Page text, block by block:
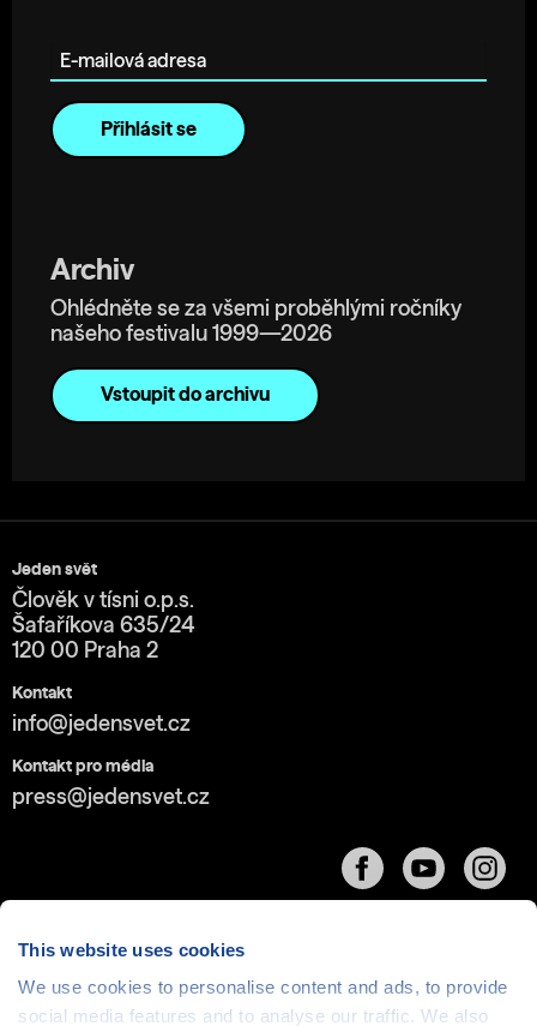
This website uses cookies
We use cookies to personalise content and ads, to provide
social media features and to analyse our traffic. We also
Archiv
Ohlédněte se za všemi proběhlými ročníky
našeho festivalu 1999—2026
Vstoupit do archivu
Jeden svět
Člověk v tísni o.p.s.
Šafaříkova 635/24
120 00 Praha 2
Kontakt
info@jedensvet.cz
Kontakt pro média
press@jedensvet.cz
Cookies| © 1999-2026 Člověk v tísni o.p.s., web běží